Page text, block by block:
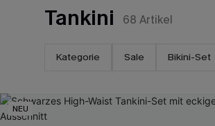
Tankini 68 Artikel
Kategorie Sale Bikini-Set
NEU